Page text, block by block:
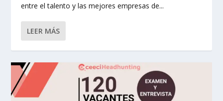
entre el talento y las mejores empresas de...
LEER MÁS